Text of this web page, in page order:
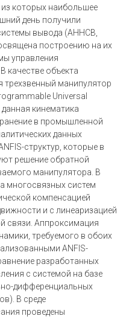
которых наибольшее
день получили
вывода (АННСВ,
построению на их
управления
качестве объекта
трехзвенный манипулятор
Universal
кинематика
в промышленной
данных
структур, которые в
решение обратной
манипулятора. В
многосвязных систем
компенсацией
и с линеаризацией
связи. Аппроксимация
требуемого в обоих
ANFIS-
разработанных
с системой на базе
дифференциальных
В среде
проведены